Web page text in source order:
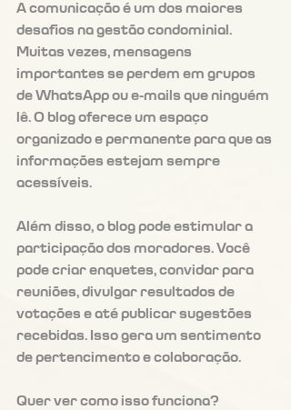
A comunicação é um dos maiores
desafios na gestão condominial.
Muitas vezes, mensagens
importantes se perdem em grupos
de WhatsApp ou e-mails que ninguém
lê. O blog oferece um espaço
organizado e permanente para que as
informações estejam sempre
acessíveis.
Além disso, o blog pode estimular a
participação dos moradores. Você
pode criar enquetes, convidar para
reuniões, divulgar resultados de
votações e até publicar sugestões
recebidas. Isso gera um sentimento
de pertencimento e colaboração.
Quer ver como isso funciona?